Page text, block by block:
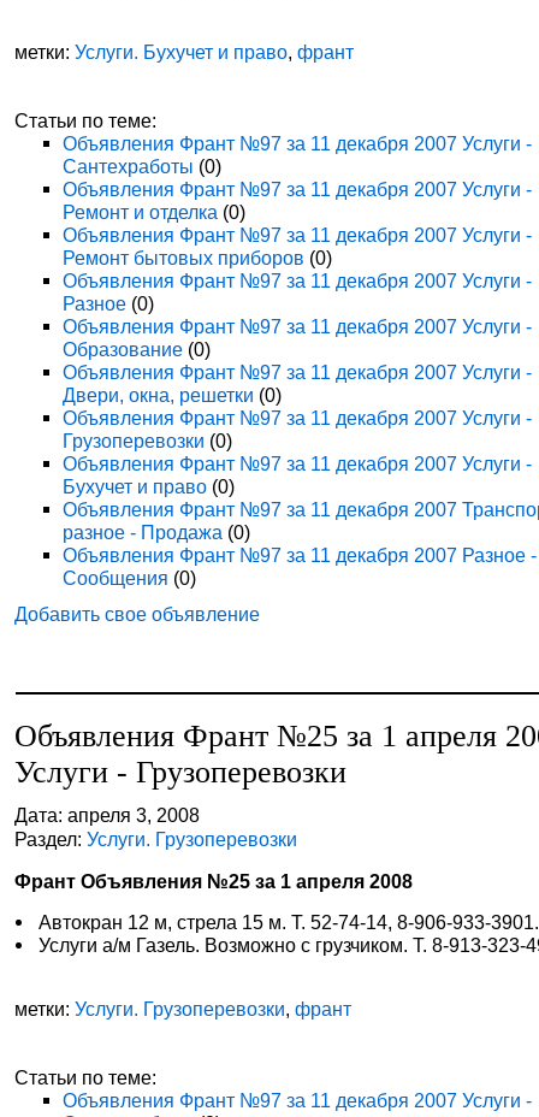
метки:Услуги. Бухучет и право,франт
Статьи по теме:
Объявления Франт №97 за 11 декабря 2007 Услуги -
Сантехработы (0)
Объявления Франт №97 за 11 декабря 2007 Услуги -
Ремонт и отделка (0)
Объявления Франт №97 за 11 декабря 2007 Услуги -
Ремонт бытовых приборов (0)
Объявления Франт №97 за 11 декабря 2007 Услуги -
Разное (0)
Объявления Франт №97 за 11 декабря 2007 Услуги -
Образование (0)
Объявления Франт №97 за 11 декабря 2007 Услуги -
Двери, окна, решетки (0)
Объявления Франт №97 за 11 декабря 2007 Услуги -
Грузоперевозки (0)
Объявления Франт №97 за 11 декабря 2007 Услуги -
Бухучет и право (0)
Объявления Франт №97 за 11 декабря 2007
разное - Продажа (0)
Объявления Франт №97 за 11 декабря 2007 Разное -
Сообщения (0)
Добавить свое объявление
Объявления Франт №25 за 1 апреля
Услуги - Грузоперевозки
Дата: апреля 3, 2008
Раздел:Услуги. Грузоперевозки
Франт Объявления №25 за 1 апреля 2008
Автокран 12 м, стрела 15 м. Т. 52-74-14, 8-906-933-3901.
Услуги а/м Газель. Возможно с грузчиком. Т. 8-913-323-
метки:Услуги. Грузоперевозки,франт
Статьи по теме:
Объявления Франт №97 за 11 декабря 2007 Услуги -